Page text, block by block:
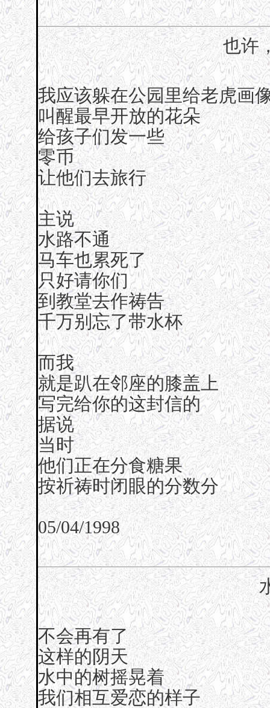
也许
我应该躲在公园里给老虎画
叫醒最早开放的花朵
给孩子们发一些
零币
让他们去旅行
主说
水路不通
马车也累死了
只好请你们
到教堂去作祷告
千万别忘了带水杯
而我
就是趴在邻座的膝盖上
写完给你的这封信的
据说
当时
他们正在分食糖果
按祈祷时闭眼的分数分
05/04/1998
不会再有了
这样的阴天
水中的树摇晃着
我们相互爱恋的样子